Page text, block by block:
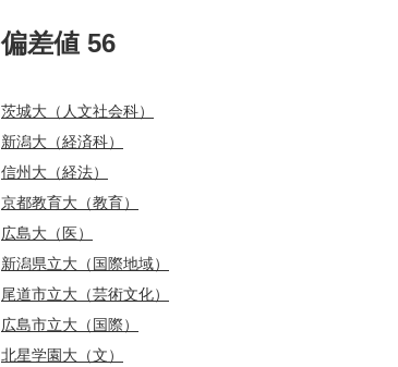
偏差値 56
茨城大（人文社会科）
新潟大（経済科）
信州大（経法）
京都教育大（教育）
広島大（医）
新潟県立大（国際地域）
尾道市立大（芸術文化）
広島市立大（国際）
北星学園大（文）